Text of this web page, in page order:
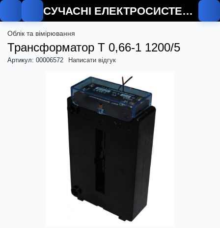
СУЧАСНІ ЕЛЕКТРОСИСТЕМИ
Облік та вімірювання
Трансформатор Т 0,66-1 1200/5
Артикул: 00006572 Написати відгук